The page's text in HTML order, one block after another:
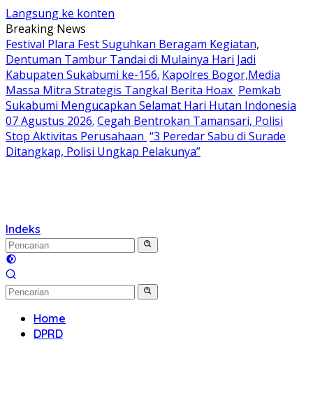
Langsung ke konten
Breaking News
Festival Plara Fest Suguhkan Beragam Kegiatan,
Dentuman Tambur Tandai di Mulainya Hari Jadi
Kabupaten Sukabumi ke-156. Kapolres Bogor,Media
Massa Mitra Strategis Tangkal Berita Hoax Pemkab
Sukabumi Mengucapkan Selamat Hari Hutan Indonesia
07 Agustus 2026. Cegah Bentrokan Tamansari, Polisi
Stop Aktivitas Perusahaan “3 Peredar Sabu di Surade
Ditangkap, Polisi Ungkap Pelakunya”
Indeks
Home
DPRD